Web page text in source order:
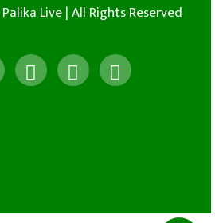
Live | All Rights Reserved